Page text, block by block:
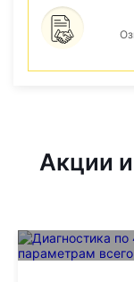
Акции